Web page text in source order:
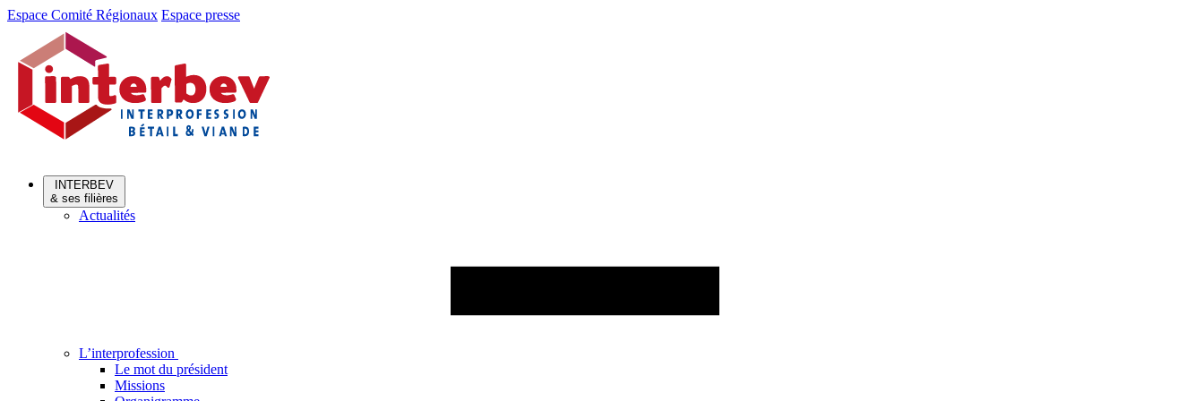
Aller
Aller
contenu
Espace Comité Régionaux Espace presse
INTERBEV
& ses filières
Actualités
L’interprofession
Le mot du président
Missions